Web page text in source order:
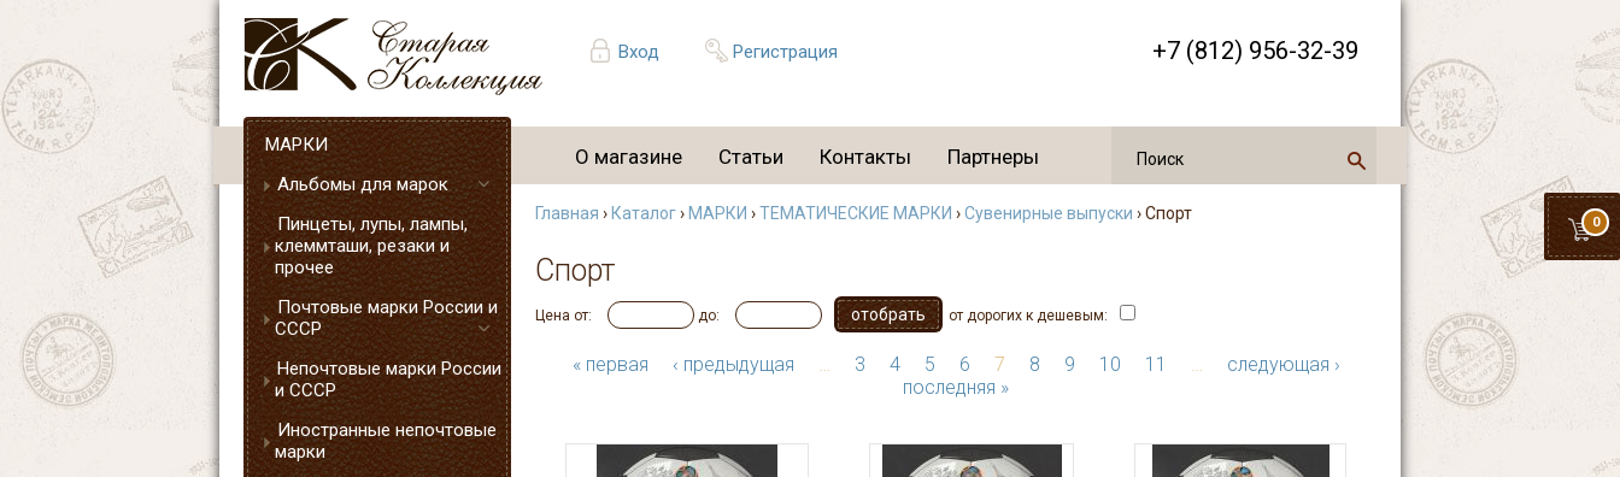
Вход Регистрация +7 (812) 956-32-39
0
О магазине Статьи Контакты Партнеры
МАРКИ
Альбомы для марок
Пинцеты, лупы, лампы,
клеммташи, резаки и
прочее
Почтовые марки России и
СССР
Непочтовые марки России
и СССР
Иностранные непочтовые
марки
Главная › Каталог› МАРКИ ›ТЕМАТИЧЕСКИЕ МАРКИ ›Сувенирные выпуски › Спорт
Спорт
Цена от: до: от дорогих к дешевым:
« первая ‹ предыдущая … 3 4 5 6 7 8 9 10 11 …
следующая ›
последняя »